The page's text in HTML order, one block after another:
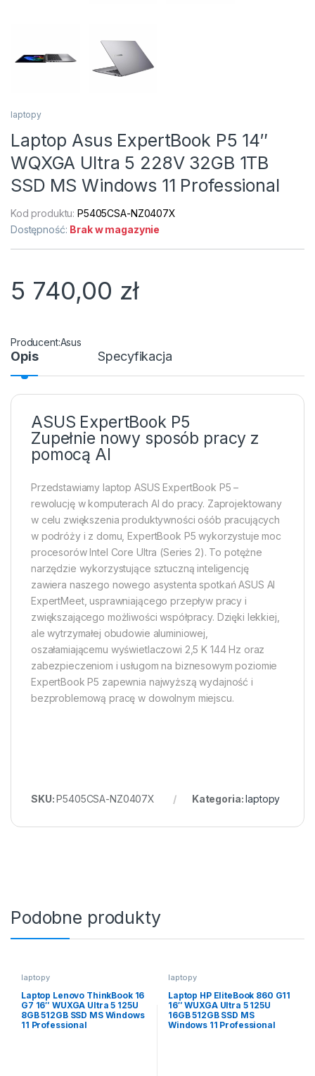
laptopy
Laptop Asus ExpertBook P5 14″
WQXGA Ultra 5 228V 32GB 1TB
SSD MS Windows 11 Professional
Kod produktu:P5405CSA-NZ0407X
Dostępność: Brak w magazynie
5 740,00 zł
Asus
Opis Specyfikacja
ASUS ExpertBook P5
Zupełnie nowy sposób pracy z
pomocą AI
Przedstawiamy laptop ASUS ExpertBook P5 –
rewolucję w komputerach AI do pracy. Zaprojektowany
w celu zwiększenia produktywności ośób pracujących
w podróży i z domu, ExpertBook P5 wykorzystuje moc
procesorów Intel Core Ultra (Series 2). To potężne
narzędzie wykorzystujące sztuczną inteligencję
zawiera naszego nowego asystenta spotkań ASUS AI
ExpertMeet, usprawniającego przepływ pracy i
zwiększającego możliwości współpracy. Dzięki lekkiej,
ale wytrzymałej obudowie aluminiowej,
oszałamiającemu wyświetlaczowi 2,5 K 144 Hz oraz
zabezpieczeniom i usługom na biznesowym poziomie
ExpertBook P5 zapewnia najwyższą wydajność i
bezproblemową pracę w dowolnym miejscu.
SKU:P5405CSA-NZ0407X Kategoria:laptopy
Podobne produkty
laptopy
Laptop Lenovo ThinkBook 16
G7 16″ WUXGA Ultra 5 125U
8GB 512GB SSD MS Windows
11 Professional
laptopy
Laptop HP EliteBook 860 G11
16″ WUXGA Ultra 5 125U
16GB 512GB SSD MS
Windows 11 Professional